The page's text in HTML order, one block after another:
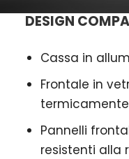
DESIGN
Cassa in
Frontale in
Pannelli
resistenti alla